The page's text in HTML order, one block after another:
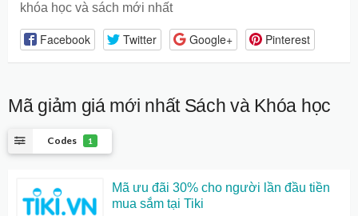
khóa học và sách mới nhất
Facebook Twitter Google+ Pinterest
Mã giảm giá mới nhất Sách và Khóa học
Codes 1
Mã ưu đãi 30% cho người lần đầu tiền
mua sắm tại Tiki